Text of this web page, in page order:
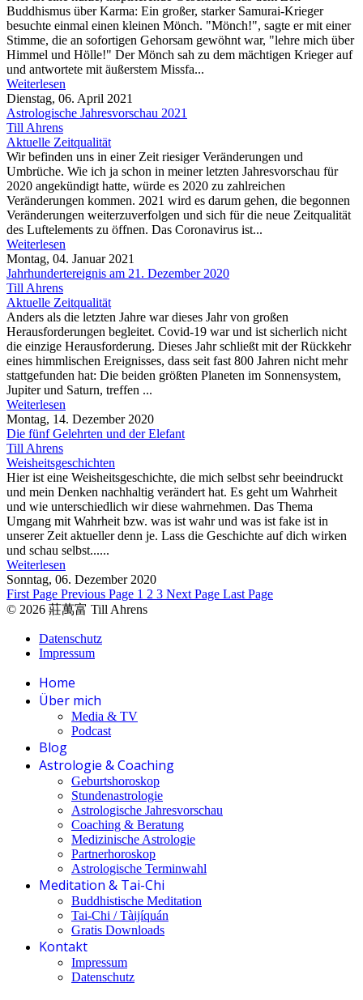
Buddhismus über Karma: Ein großer, starker Samurai-Krieger
besuchte einmal einen kleinen Mönch. "Mönch!", sagte er mit einer
Stimme, die an sofortigen Gehorsam gewöhnt war, "lehre mich über
Himmel und Hölle!" Der Mönch sah zu dem mächtigen Krieger auf
und antwortete mit äußerstem Missfa...
Weiterlesen
Dienstag, 06. April 2021
Astrologische Jahresvorschau 2021
Till Ahrens
Aktuelle Zeitqualität
Wir befinden uns in einer Zeit riesiger Veränderungen und
Umbrüche. Wie ich ja schon in meiner letzten Jahresvorschau für
2020 angekündigt hatte, würde es 2020 zu zahlreichen
Veränderungen kommen. 2021 wird es darum gehen, die begonnen
Veränderungen weiterzuverfolgen und sich für die neue Zeitqualität
des Luftelements zu öffnen. Das Coronavirus ist...
Weiterlesen
Montag, 04. Januar 2021
Jahrhundertereignis am 21. Dezember 2020
Till Ahrens
Aktuelle Zeitqualität
Anders als die letzten Jahre war dieses Jahr von großen
Herausforderungen begleitet. Covid-19 war und ist sicherlich nicht
die einzige Herausforderung. Dieses Jahr schließt mit der Rückkehr
eines himmlischen Ereignisses, dass seit fast 800 Jahren nicht mehr
stattgefunden hat: Die beiden größten Planeten im Sonnensystem,
Jupiter und Saturn, treffen ...
Weiterlesen
Montag, 14. Dezember 2020
Die fünf Gelehrten und der Elefant
Till Ahrens
Weisheitsgeschichten
Hier ist eine Weisheitsgeschichte, die mich selbst sehr beeindruckt
und mein Denken nachhaltig verändert hat. Es geht um Wahrheit
und wie unterschiedlich wir diese wahrnehmen. Das Thema
Umgang mit Wahrheit bzw. was ist wahr und was ist fake ist in
unserer Zeit aktueller denn je. Lass die Geschichte auf dich wirken
und schau selbst......
Weiterlesen
Sonntag, 06. Dezember 2020
First Page Previous Page 1 2 3 Next Page Last Page
© 2026 莊萬富 Till Ahrens
Datenschutz
Impressum
Home
Über mich
Media & TV
Podcast
Blog
Astrologie & Coaching
Geburtshoroskop
Stundenastrologie
Astrologische Jahresvorschau
Coaching & Beratung
Medizinische Astrologie
Partnerhoroskop
Astrologische Terminwahl
Meditation & Tai-Chi
Buddhistische Meditation
Tai-Chi / Tàijíquán
Gratis Downloads
Kontakt
Impressum
Datenschutz